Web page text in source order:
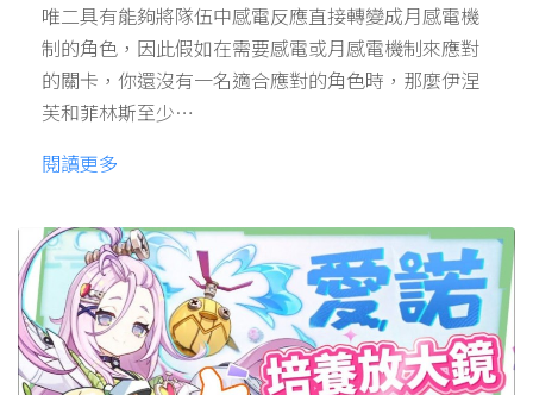
唯二具有能夠將隊伍中感電反應直接轉變成月感電機
制的角色，因此假如在需要感電或月感電機制來應對
的關卡，你還沒有一名適合應對的角色時，那麼伊涅
芙和菲林斯至少…
閱讀更多